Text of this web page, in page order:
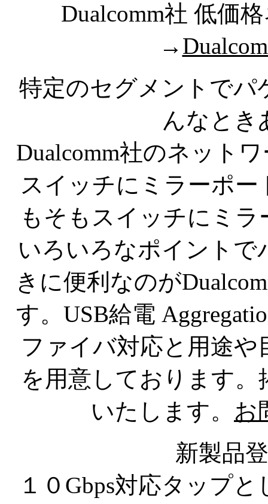
Dualcomm社 低価
→
特定のセグメントで
んなとき
Dualcomm社のネット
スイッチにミラーポ
もそもスイッチにミ
いろいろなポイント
きに便利なのが
す。USB給電
ファイバ対応と用途
を用意しております
いたします。 お
新製品
１０Gbps対応タップ